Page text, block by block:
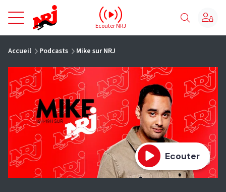
NRJ - Accueil
Ecouter NRJ
Accueil Podcasts Mike sur NRJ
Ecouter